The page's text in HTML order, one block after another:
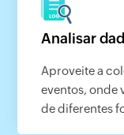
Analisar
Aproveite a
eventos, onde
de diferentes